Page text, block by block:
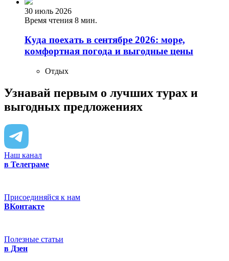
30 июль 2026
Время чтения 8 мин.
Куда поехать в сентябре 2026: море,
комфортная погода и выгодные цены
Отдых
Узнавай первым о лучших турах и
выгодных предложениях
Наш канал
в Телеграме
Присоединяйся к нам
ВКонтакте
Полезные статьи
в Дзен